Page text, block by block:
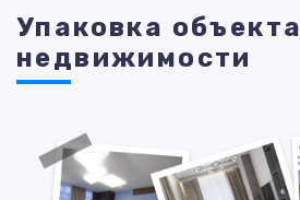
Упаковка объекта
недвижимости